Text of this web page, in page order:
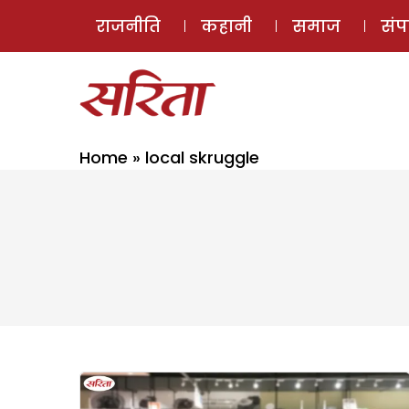
राजनीति कहानी समाज
Home » local skruggle